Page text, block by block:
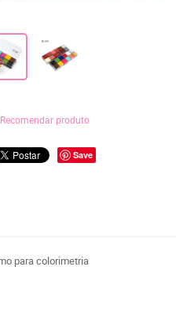
Recomendar produto
Save
para colorimetria